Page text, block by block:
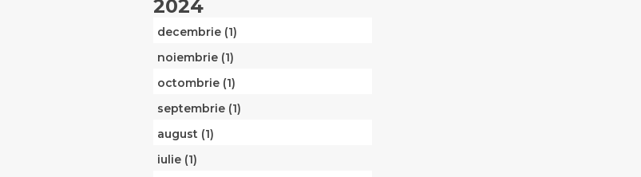
2024
decembrie (1)
noiembrie (1)
octombrie (1)
septembrie (1)
august (1)
iulie (1)